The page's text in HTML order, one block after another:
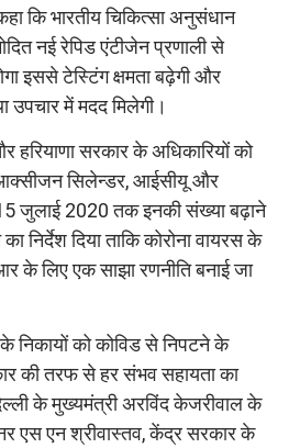
कि भारतीय चिकित्सा अनुसंधान
नई रेपिड एंटीजेन प्रणाली से
इससे टेस्टिंग क्षमता बढ़ेगी और
उपचार में मदद मिलेगी।
हरियाणा सरकार के अधिकारियों को
सिलेन्डर, आईसीयू और
जुलाई 2020 तक इनकी संख्या बढ़ाने
निर्देश दिया ताकि कोरोना वायरस के
के लिए एक साझा रणनीति बनाई जा
को कोविड से निपटने के
की तरफ से हर संभव सहायता का
के मुख्यमंत्री अरविंद केजरीवाल के
एस एन श्रीवास्तव, केंद्र सरकार के